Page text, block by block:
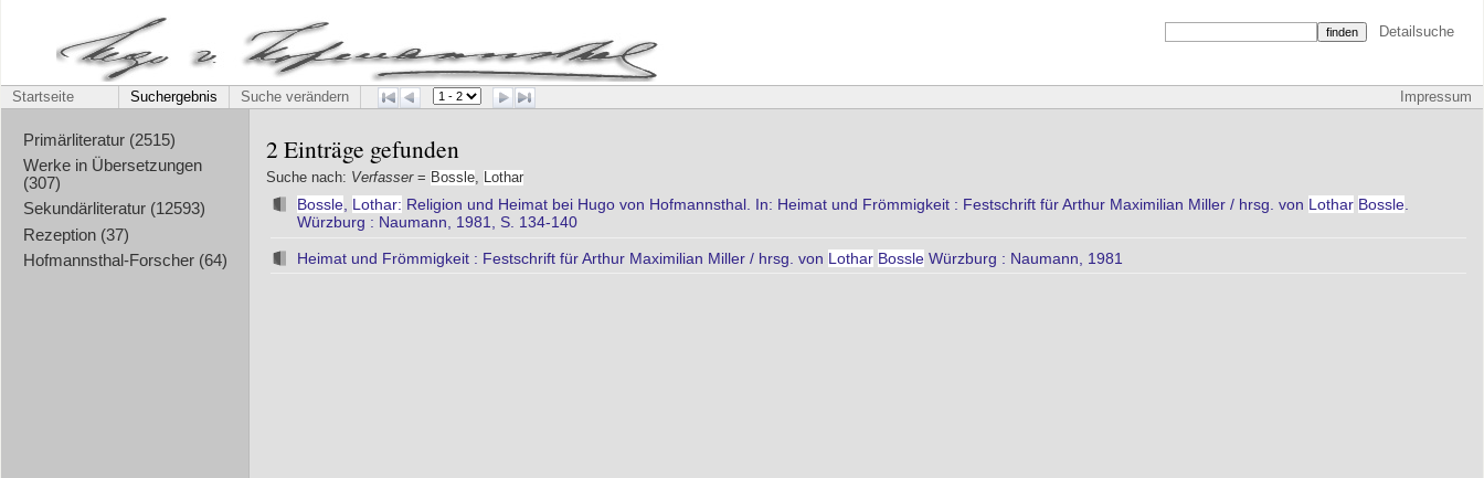
Detailsuche
Impressum
Startseite Suchergebnis Suche verändern
Primärliteratur (2515)
Werke in Übersetzungen
(307)
Sekundärliteratur (12593)
Rezeption (37)
Hofmannsthal-Forscher (64)
2 Einträge gefunden
Suche nach: Verfasser= Bossle Lothar
Bossle, Lothar: Religion und Heimat bei Hugo von Hofmannsthal. In: Heimat und Frömmigkeit : Festschrift für Arthur Maximilian Miller / hrsg. von Lothar Bossle.
Würzburg : Naumann, 1981, S. 134-140
Heimat und Frömmigkeit : Festschrift für Arthur Maximilian Miller / hrsg. von Lothar Bossle Würzburg : Naumann, 1981